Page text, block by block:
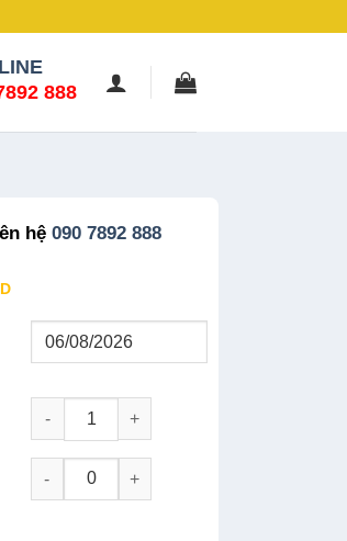
888
hệ090 7892 888
Tour Hồng Kông 4N3Đ: Khám Phá Hồng
- +